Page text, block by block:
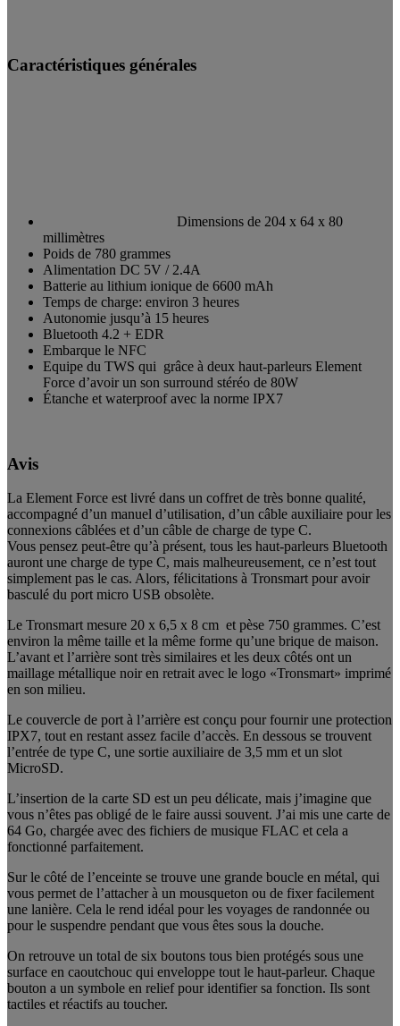
Caractéristiques générales
Dimensions de 204 x 64 x 80
millimètres
Poids de 780 grammes
Alimentation DC 5V / 2.4A
Batterie au lithium ionique de 6600 mAh
Temps de charge: environ 3 heures
Autonomie jusqu’à 15 heures
Bluetooth 4.2 + EDR
Embarque le NFC
Equipe du TWS qui grâce à deux haut-parleurs Element
Force d’avoir un son surround stéréo de 80W
Étanche et waterproof avec la norme IPX7
Avis
La Element Force est livré dans un coffret de très bonne qualité,
accompagné d’un manuel d’utilisation, d’un câble auxiliaire pour les
connexions câblées et d’un câble de charge de type C.
Vous pensez peut-être qu’à présent, tous les haut-parleurs Bluetooth
auront une charge de type C, mais malheureusement, ce n’est tout
simplement pas le cas. Alors, félicitations à Tronsmart pour avoir
basculé du port micro USB obsolète.
Le Tronsmart mesure 20 x 6,5 x 8 cm et pèse 750 grammes. C’est
environ la même taille et la même forme qu’une brique de maison.
L’avant et l’arrière sont très similaires et les deux côtés ont un
maillage métallique noir en retrait avec le logo «Tronsmart» imprimé
en son milieu.
Le couvercle de port à l’arrière est conçu pour fournir une protection
IPX7, tout en restant assez facile d’accès. En dessous se trouvent
l’entrée de type C, une sortie auxiliaire de 3,5 mm et un slot
MicroSD.
L’insertion de la carte SD est un peu délicate, mais j’imagine que
vous n’êtes pas obligé de le faire aussi souvent. J’ai mis une carte de
64 Go, chargée avec des fichiers de musique FLAC et cela a
fonctionné parfaitement.
Sur le côté de l’enceinte se trouve une grande boucle en métal, qui
vous permet de l’attacher à un mousqueton ou de fixer facilement
une lanière. Cela le rend idéal pour les voyages de randonnée ou
pour le suspendre pendant que vous êtes sous la douche.
On retrouve un total de six boutons tous bien protégés sous une
surface en caoutchouc qui enveloppe tout le haut-parleur. Chaque
bouton a un symbole en relief pour identifier sa fonction. Ils sont
tactiles et réactifs au toucher.